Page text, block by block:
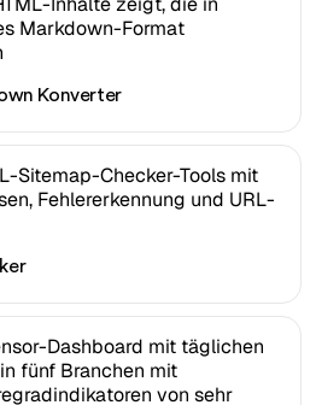
Konverter